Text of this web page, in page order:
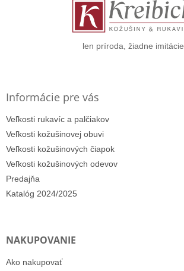
len príroda, žiadne imitácie
Informácie pre vás
Veľkosti rukavíc a palčiakov
Veľkosti kožušinovej obuvi
Veľkosti kožušinových čiapok
Veľkosti kožušinových odevov
Predajňa
Katalóg 2024/2025
NAKUPOVANIE
Ako nakupovať